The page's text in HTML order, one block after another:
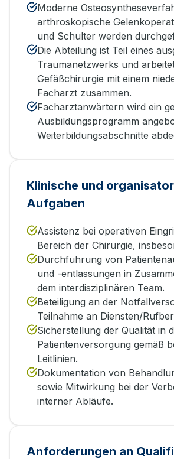
Moderne
arthroskopische
und Schulter werden
Die Abteilung ist Teil eines
Traumanetzwerks und
Gefäßchirurgie mit einem
Facharzt zusammen.
Facharztanwärtern wird ein
Ausbildungsprogramm
Weiterbildungsabschnitte
Klinische und
Aufgaben
Assistenz bei operativen
Bereich der Chirurgie,
Durchführung von
und -entlassungen in
dem interdisziplinären Team.
Beteiligung an der
Teilnahme an Diensten/
Sicherstellung der Qualität in
Patientenversorgung gemäß
Leitlinien.
Dokumentation von
sowie Mitwirkung bei der
interner Abläufe.
Anforderungen an